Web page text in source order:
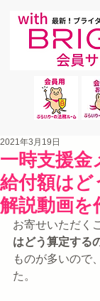
一時支援金
給付額はど
解説動画を
2021年3月19日
お寄せいただく
はどう算定する
ものが多いので、
た。